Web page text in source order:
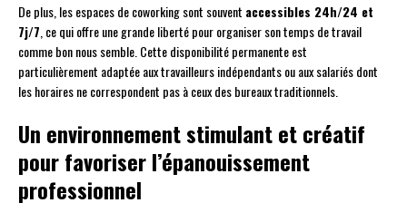
De plus, les espaces de coworking sont souvent accessibles 24h/24 et
7j/7 , ce qui offre une grande liberté pour organiser son temps de travail
comme bon nous semble. Cette disponibilité permanente est
particulièrement adaptée aux travailleurs indépendants ou aux salariés dont
les horaires ne correspondent pas à ceux des bureaux traditionnels.
Un environnement stimulant et créatif
pour favoriser l’épanouissement
professionnel